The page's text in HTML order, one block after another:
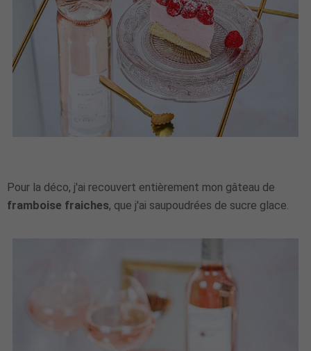
Pour la déco, j'ai recouvert entièrement mon gâteau de
framboise fraiches, que j'ai saupoudrées de sucre glace.